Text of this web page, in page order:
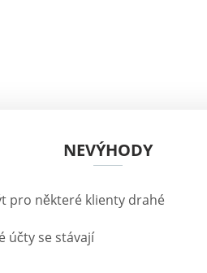
NEVÝHODY
pro některé klienty drahé
účty se stávají